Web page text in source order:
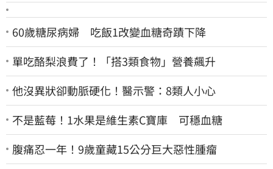
60歲糖尿病婦 吃飯1改變血糖奇蹟下降
單吃酪梨浪費了！「搭3類食物」營養飆升
他沒異狀卻動脈硬化！醫示警：8類人小心
不是藍莓！1水果是維生素C寶庫 可穩血糖
腹痛忍一年！9歲童藏15公分巨大惡性腫瘤